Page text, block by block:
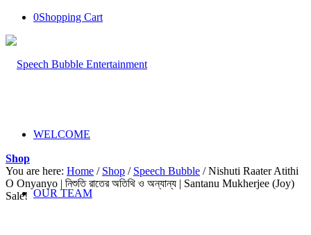
0Shopping Cart
WELCOME
OUR TEAM
Shop
You are here: Home / Shop / Speech Bubble / Nishuti Raater Atithi
O Onyanyo | নিশুতি রাতের অতিথি ও অন্যান্য | Santanu Mukherjee (Joy)
Sale!